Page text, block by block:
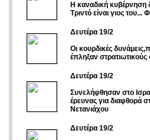
Η καναδική κυβέρνηση
Τριντό είναι γιος του...
Δευτέρα 19/2
Οι κουρδικές
έπληξαν
Δευτέρα 19/2
Συνελήφθησαν στο
έρευνας για διαφθορά
Νετανιάχου
Δευτέρα 19/2